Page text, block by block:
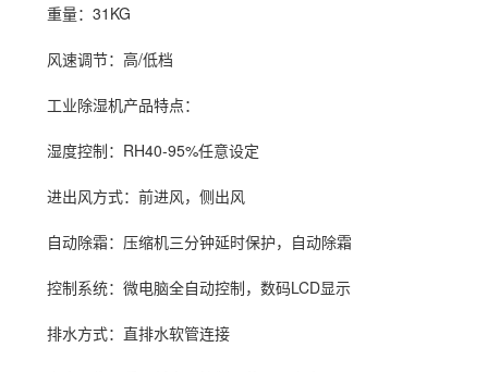
重量：31KG
风速调节：高/低档
工业除湿机产品特点：
湿度控制：RH40-95%任意设定
进出风方式：前进风，侧出风
自动除霜：压缩机三分钟延时保护，自动除霜
控制系统：微电脑全自动控制，数码LCD显示
排水方式：直排水软管连接